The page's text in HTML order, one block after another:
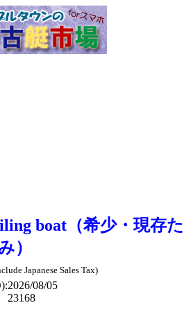
boat（希少・現存た
）
Japanese Sales Tax)
2026/08/05
23168